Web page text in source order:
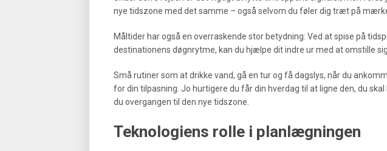
nye tidszone med det samme – også selvom du føler dig træt på
Måltider har også en overraskende stor betydning: Ved at spise på
destinationens døgnrytme, kan du hjælpe dit indre ur med at omstille
Små rutiner som at drikke vand, gå en tur og få dagslys, når du
for din tilpasning. Jo hurtigere du får din hverdag til at ligne den, du skal
du overgangen til den nye tidszone.
Teknologiens rolle i planlægningen